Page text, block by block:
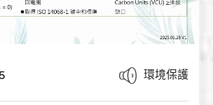
環境保護